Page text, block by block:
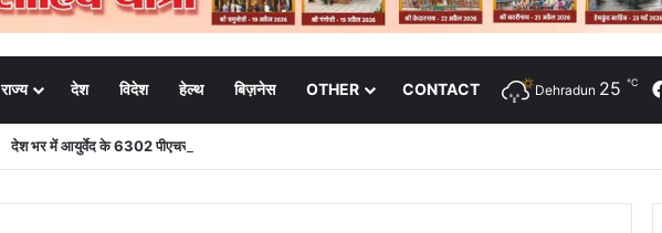
राज्य देश विदेश हेल्थ बिज़नेस OTHER CONTACT Dehradun 25 ℃
देश भर में आयुर्वेद के 6302 पीएचसी और 3191 सीएचसी से हो रहा है उपचार